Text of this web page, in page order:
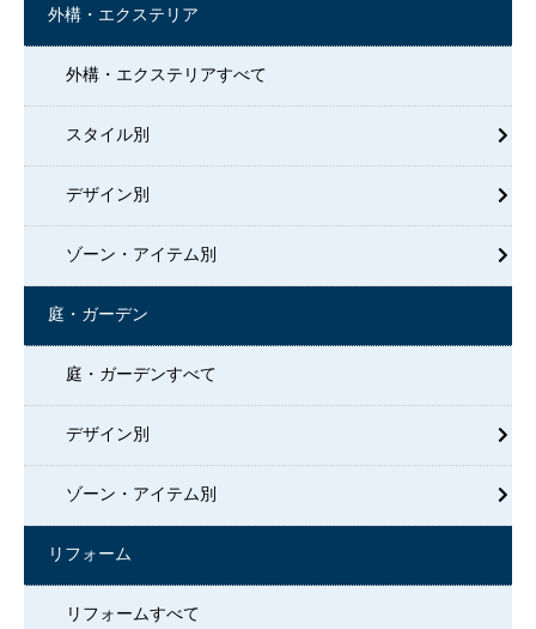
外構・エクステリア
外構・エクステリアすべて
スタイル別
デザイン別
ゾーン・アイテム別
庭・ガーデン
庭・ガーデンすべて
デザイン別
ゾーン・アイテム別
リフォーム
リフォームすべて